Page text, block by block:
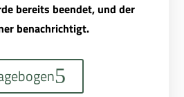
bereits beendet, und der
benachrichtigt.